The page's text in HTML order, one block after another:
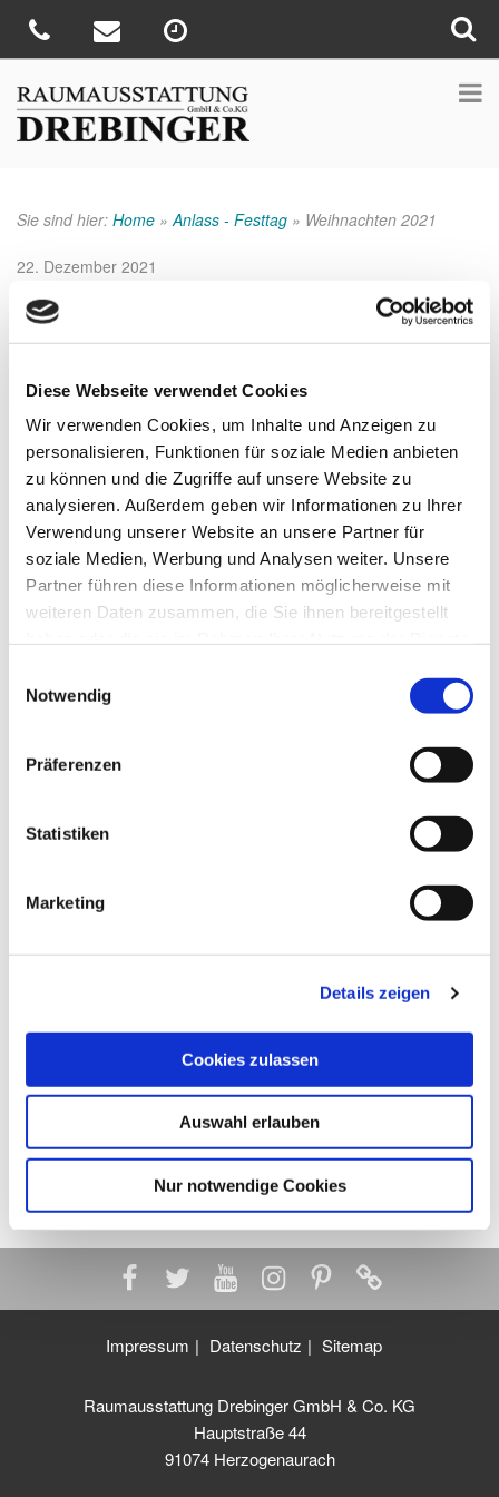
Diese Webseite verwendet Cookies
Wir verwenden Cookies, um Inhalte und Anzeigen zu
personalisieren, Funktionen für soziale Medien anbieten
zu können und die Zugriffe auf unsere Website zu
analysieren. Außerdem geben wir Informationen zu Ihrer
Verwendung unserer Website an unsere Partner für
soziale Medien, Werbung und Analysen weiter. Unsere
Partner führen diese Informationen möglicherweise mit
weiteren Daten zusammen, die Sie ihnen bereitgestellt
Notwendig
Präferenzen
Statistiken
Marketing
Details zeigen
Cookies zulassen
Auswahl erlauben
Nur notwendige Cookies
Sie sind hier: Home » Anlass - Festtag » Weihnachten 2021
Veröffentlicht
22. Dezember 2021
Weihnachten 2021
Wir wünschen allen frohe Weihnachten und einen guten Rutsch
Beitragsnavigation
Vorheriger
Das ganze Zuhause auf einer App
Impressum Datenschutz Sitemap
Raumausstattung Drebinger GmbH & Co. KG
Hauptstraße 44
91074 Herzogenaurach